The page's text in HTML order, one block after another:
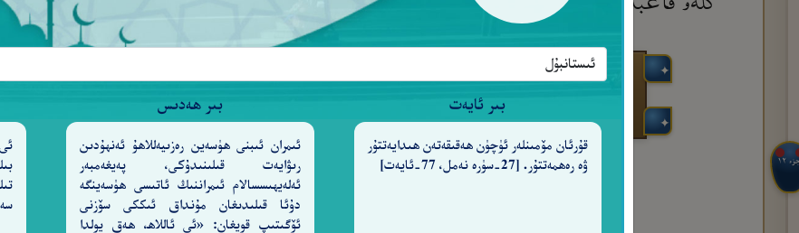
بىر ئايەت
قۇرئان مۆمىنلەر ئۈچۈن ھەقىقەتەن ھىدايەتتۇر
ۋە رەھمەتتۇر. [27-سۈرە نەمل، 77-ئايەت]
بىر ھەدىس
ئىمران ئىبنى ھۈسەين رەزىيەللاھۇ ئەنھۇدىن
رىۋايەت قىلىنىدۇكى، پەيغەمبەر
ئەلەيھىسسالام ئىمراننىڭ ئاتىسى ھۈسەينگە
دۇئا قىلىدىغان مۇنداق ئىككى سۆزنى
ئۆگىتىپ قويغان: «ئى ئاللاھ، ھەق يولدا
١٢
سُورَةُ يُوسُفَمَكِّيَّةٌ
وَهِيَ ١١١ آيَةً
بِسْمِٱللَّهِٱلرَّحْمَـٰنِٱلرَّحِيمِ